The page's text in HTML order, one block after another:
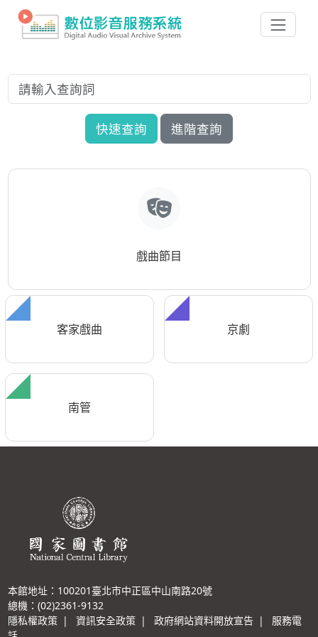
快速查詢 進階查詢
戲曲節目
客家戲曲 京劇
南管
本館地址：100201臺北市中正區中山南路20號
總機：(02)2361-9132
隱私權政策 | 資訊安全政策 | 政府網站資料開放宣告 |
服務電